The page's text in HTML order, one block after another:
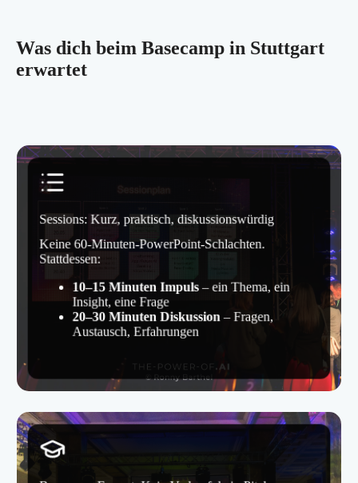
Was dich beim Basecamp in Stuttgart
erwartet
Sessions: Kurz, praktisch, diskussionswürdig
Keine 60-Minuten-PowerPoint-Schlachten.
Stattdessen:
10–15 Minuten Impuls– ein Thema, ein
Insight, eine Frage
20–30 Minuten Diskussion – Fragen,
Austausch, Erfahrungen